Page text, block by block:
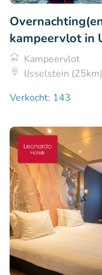
kampeervlot in
Kampeervlot
IJsselstein (25km)
Verkocht: 143